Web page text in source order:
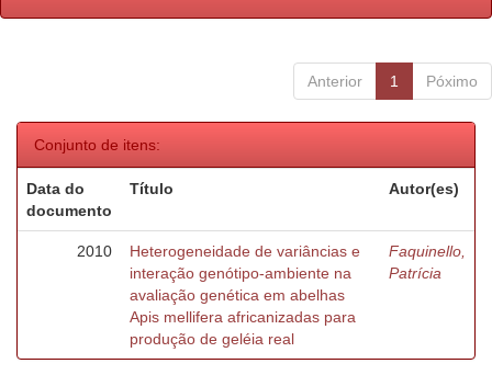
Anterior 1 Póximo
Conjunto de itens:
Data do
documento
Título Autor(es)
2010
Heterogeneidade de variâncias e
interação genótipo-ambiente na
avaliação genética em abelhas
Apis mellifera africanizadas para
produção de geléia real
Faquinello,
Patrícia